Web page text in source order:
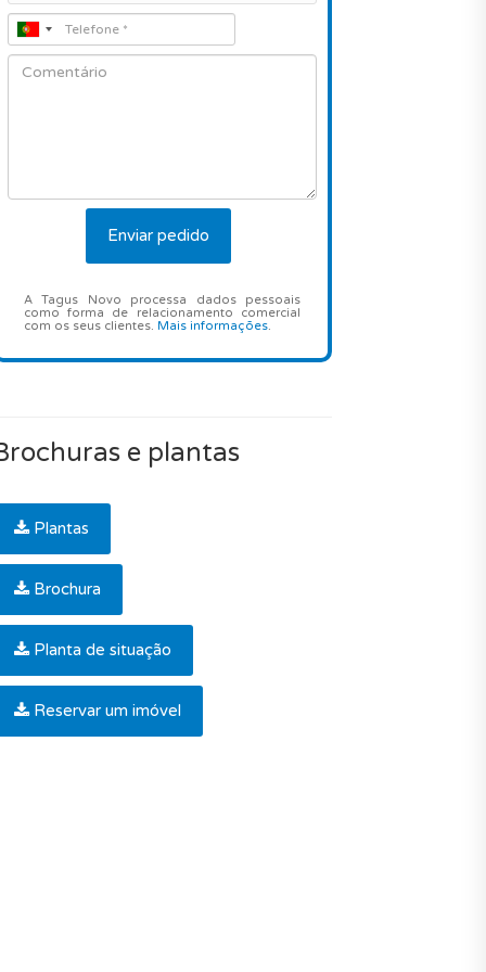
A Tagus Novo processa dados pessoais
como forma de relacionamento comercial
com os seus clientes. Mais informações.
e plantas
Plantas
Brochura
Planta de situação
Reservar um imóvel